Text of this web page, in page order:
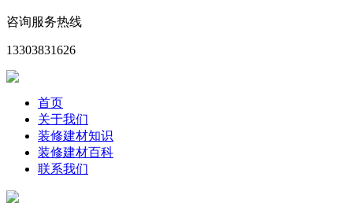
咨询服务热线
13303831626
首页
关于我们
装修建材知识
装修建材百科
联系我们